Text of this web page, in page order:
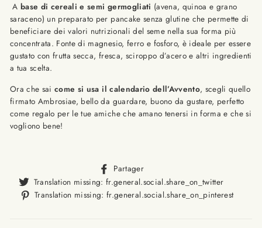
Abase di cereali e semi germogliati (avena, quinoa e grano
saraceno) un preparato per pancake senza glutine che permette di
beneficiare dei valori nutrizionali del seme nella sua forma più
concentrata. Fonte di magnesio, ferro e fosforo, è ideale per essere
gustato con frutta secca, fresca, sciroppo d’acero e altri ingredienti
a tua scelta.
Ora che saicome si usa il calendario dell’Avvento, scegli quello
firmato Ambrosiae, bello da guardare, buono da gustare, perfetto
come regalo per le tue amiche che amano tenersi in forma e che si
vogliono bene!
Partager
missing:
Translation missing: fr.general.social.share_on_twitter
missing:
Translation missing: fr.general.social.share_on_pinterest